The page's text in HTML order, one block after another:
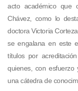
acto académico que
Chávez, como lo
doctora Victoria
se engalana en este
títulos por
quienes, con
una cátedra de